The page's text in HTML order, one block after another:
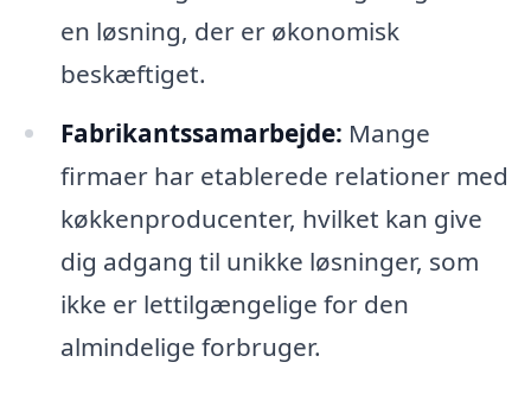
en løsning, der er økonomisk
beskæftiget.
Fabrikantssamarbejde: Mange
firmaer har etablerede relationer med
køkkenproducenter, hvilket kan give
dig adgang til unikke løsninger, som
ikke er lettilgængelige for den
almindelige forbruger.